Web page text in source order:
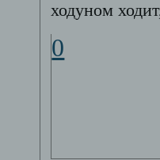
ходуном
0